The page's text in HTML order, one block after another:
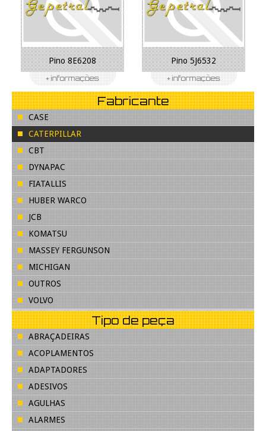
Pino 8E6208 Pino 5J6532
Fabricante
CASE
CATERPILLAR
CBT
DYNAPAC
FIATALLIS
HUBER WARCO
JCB
KOMATSU
MASSEY FERGUNSON
MICHIGAN
OUTROS
VOLVO
Tipo de peça
ABRAÇADEIRAS
ACOPLAMENTOS
ADAPTADORES
ADESIVOS
AGULHAS
ALARMES